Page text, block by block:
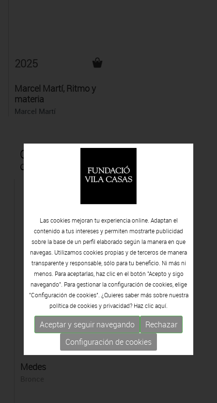
2025
Marcel Martí, Ritmo y
materia
Marcel Martí
Obras que forman parte de la
colección Vila Casas
Medes
Las cookies mejoran tu experiencia online. Adaptan el
contenido a tus intereses y permiten mostrarte publicidad
sobre la base de un perfil elaborado según la manera en que
navegas. Utilizamos cookies propias y de terceros de manera
transparente y responsable, sólo para tu beneficio. Ni más ni
menos. Para aceptarlas, haz clic en el botón "Acepto y sigo
navegando". Para gestionar la configuración de cookies, elige
"Configuración de cookies". ¿Quieres saber más sobre nuestra
política de cookies y privacidad? Haz clicaquí.
Aceptar y seguir navegando
Rechazar
Configuración de cookies